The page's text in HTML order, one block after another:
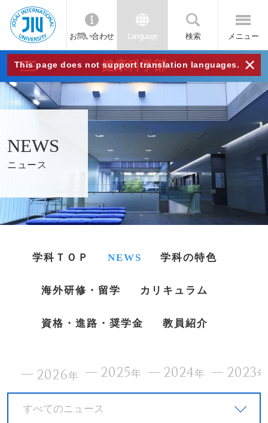
JIU
城西
大学
お問い合わせ Language 検索 メニュー
This page does not support translation languages. ×
健康科学部
NEWS
ニュース
学科ＴＯＰ NEWS 学科の特色
海外研修・留学 カリキュラム
資格・進路・奨学金 教員紹介
2026年 2025年 2024年 2023年
すべてのニュース